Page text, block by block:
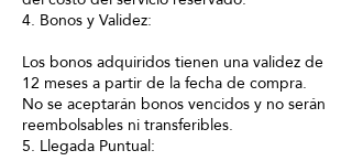
4. Bonos y Validez:
Los bonos adquiridos tienen una validez de
12 meses a partir de la fecha de compra.
No se aceptarán bonos vencidos y no serán
reembolsables ni transferibles.
5. Llegada Puntual: